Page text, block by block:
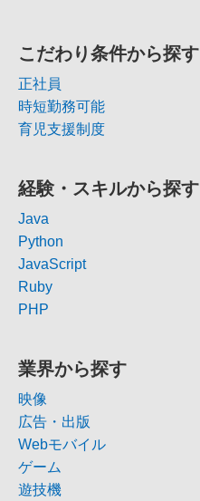
こだわり条件から探す
正社員
時短勤務可能
育児支援制度
経験・スキルから探す
Java
Python
JavaScript
Ruby
PHP
業界から探す
映像
広告・出版
Webモバイル
ゲーム
遊技機